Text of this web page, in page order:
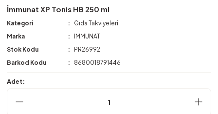
İmmunat XP Tonis HB 250 ml
Kategori
Gıda Takviyeleri
Marka
IMMUNAT
Stok Kodu
PR26992
Barkod Kodu
8680018791446
Adet: